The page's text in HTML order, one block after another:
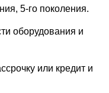
5-го поколения.
оборудования и
или кредит и